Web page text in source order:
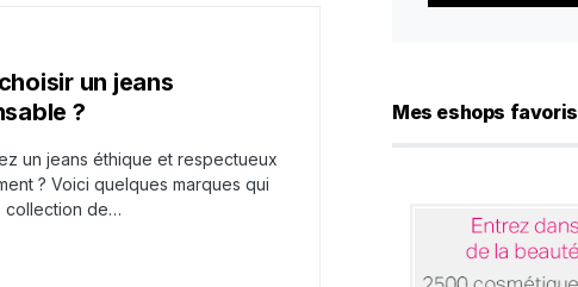
un jeans
?
un jeans éthique et respectueux
? Voici quelques marques qui
collection de…
Mes eshops favoris